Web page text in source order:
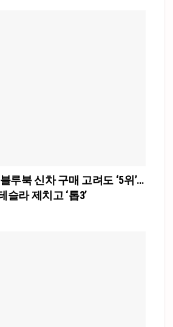
루북 신차 구매 고려도 ‘5위’…
슬라 제치고 ‘톱3’